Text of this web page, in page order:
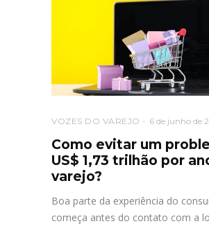
VOZES DO VAREJO 6 de junho de
Como evitar um
US$ 1,73 trilhão por
varejo?
Boa parte da experiência do
começa antes do contato com a